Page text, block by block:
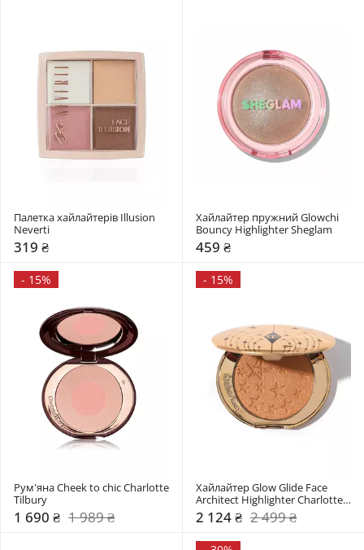
Палетка хайлайтерів Illusion
Neverti
319 ₴
Хайлайтер пружний Glowchi
Bouncy Highlighter Sheglam
459 ₴
- 15%
Рум'яна Cheek to chic Charlotte
Tilbury
1 690 ₴ 1 989 ₴
- 15%
Хайлайтер Glow Glide Face
Architect Highlighter Charlotte
Tilbury
2 124 ₴ 2 499 ₴